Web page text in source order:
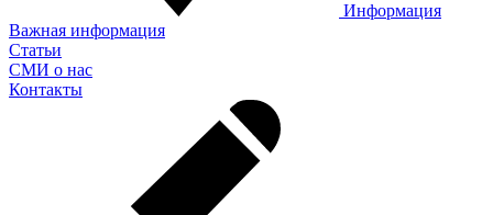
Информация
Важная информация
Статьи
СМИ о нас
Контакты